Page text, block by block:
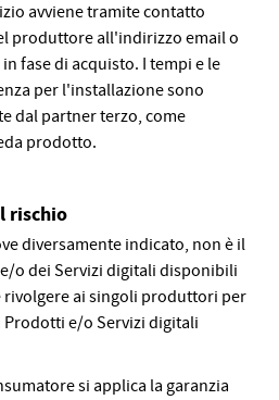
avviene tramite contatto
produttore all'indirizzo email o
fase di acquisto. I tempi e le
per l'installazione sono
dal partner terzo, come
prodotto.
rischio
diversamente indicato, non è il
o dei Servizi digitali disponibili
rivolgere ai singoli produttori per
Prodotti e/o Servizi digitali
si applica la garanzia